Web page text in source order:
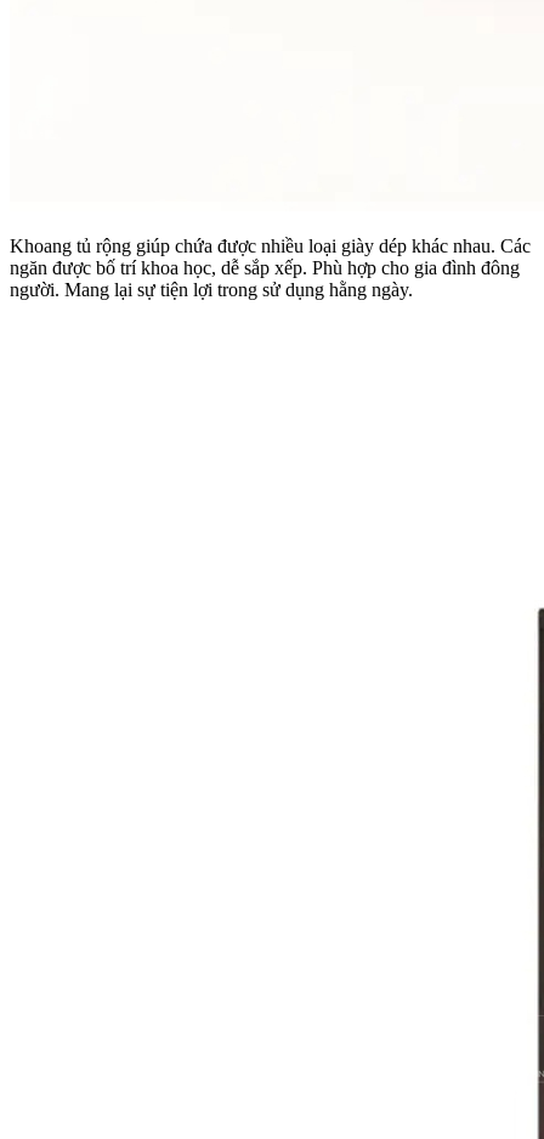
Khoang tủ rộng giúp chứa được nhiều loại giày dép khác nhau. Các
ngăn được bố trí khoa học, dễ sắp xếp. Phù hợp cho gia đình đông
người. Mang lại sự tiện lợi trong sử dụng hằng ngày.